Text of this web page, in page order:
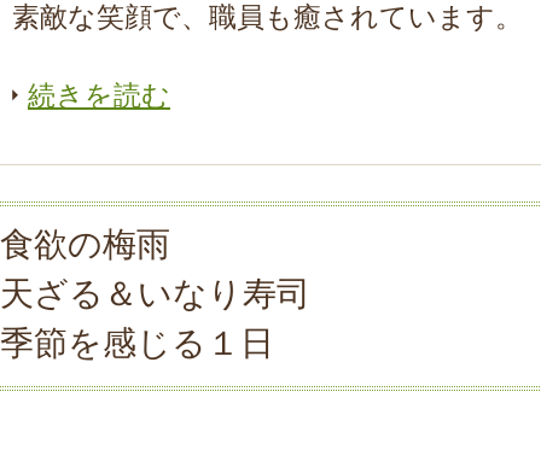
素敵な笑顔で、職員も癒されています。
続きを読む
食欲の梅雨
天ざる＆いなり寿司
季節を感じる１日